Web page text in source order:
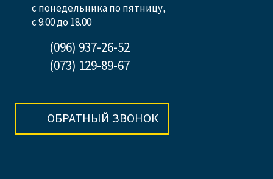
с понедельника по пятницу,
с 9.00 до 18.00
(096) 937-26-52
(073) 129-89-67
ОБРАТНЫЙ ЗВОНОК